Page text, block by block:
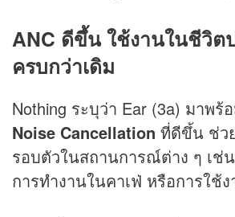
ANC ดีขึ้น ใช้งานในชีวิต
ครบกว่าเดิม
Nothing ระบุว่า Ear (3a) มาพร้
Noise Cancellation ที่ดีขึ้น ช่ว
รอบตัวในสถานการณ์ต่าง ๆ เช่
การทำงานในคาเฟ่ หรือการใช้